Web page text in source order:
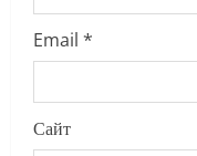
Email *
Сайт